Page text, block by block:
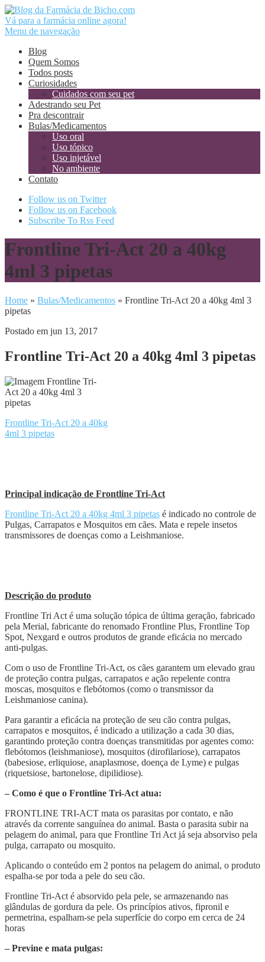
Vá para a farmácia online agora!
Menu de navegação
Blog
Quem Somos
Todos posts
Curiosidades
Cuidados com seu pet
Adestrando seu Pet
Pra descontrair
Bulas/Medicamentos
Uso oral
Uso tópico
Uso injetável
No ambiente
Contato
Follow us on Twitter
Follow us on Facebook
Subscribe To Rss Feed
Frontline Tri-Act 20 a 40kg
4ml 3 pipetas
Home » Bulas/Medicamentos » Frontline Tri-Act 20 a 40kg 4ml 3
pipetas
Postado em jun 13, 2017
Frontline Tri-Act 20 a 40kg 4ml 3 pipetas
Frontline Tri-Act 20 a 40kg
4ml 3 pipetas
Principal indicação de Frontline Tri-Act
Frontline Tri-Act 20 a 40kg 4ml 3 pipetas é indicado no controle de
Pulgas, Carrapatos e Mosquitos em cães. Mata e repele insetos
transmissores de doenças como a Leishmaniose.
Descrição do produto
Frontline Tri Act é uma solução tópica de última geração, fabricado
pela Merial, fabricante do renomado Frontline Plus, Frontline Top
Spot, Nexgard e outros produtos de grande eficácia no mercado
anti-pulgas.
Com o uso de Frontline Tri-Act, os cães garantem um elevado grau
de proteção contra pulgas, carrapatos e ação repelente contra
moscas, mosquitos e flebótomos (como o transmissor da
Leishmaniose canina).
Para garantir a eficácia na proteção de seu cão contra pulgas,
carrapatos e mosquitos, é indicado a utilização a cada 30 dias,
garantindo proteção contra doenças transmitidas por agentes como:
flebótomos (leishmaniose), mosquitos (dirofilariose), carrapatos
(babesiose, erliquiose, anaplasmose, doença de Lyme) e pulgas
(riquetsiose, bartonelose, dipilidiose).
– Como é que o Frontline Tri-Act atua:
FRONTLINE TRI-ACT mata os parasitas por contato, e não
através da corrente sanguínea do animal. Basta o parasita subir na
pelagem do animal, para que Frontline Tri Act já seja absorviso pela
pulga, carrapato ou mosquito.
Aplicando o conteúdo em 2 pontos na pelagem do animal, o produto
espalha-se por toda a pele do seu cão.
Frontline Tri-Act é absorvido pela pele, se armazenando nas
glândulas de gordura da pele. Os princípios ativos, fipronil e
permetrina, espalham-se pela superfície do corpo em cerca de 24
horas
– Previne e mata pulgas: